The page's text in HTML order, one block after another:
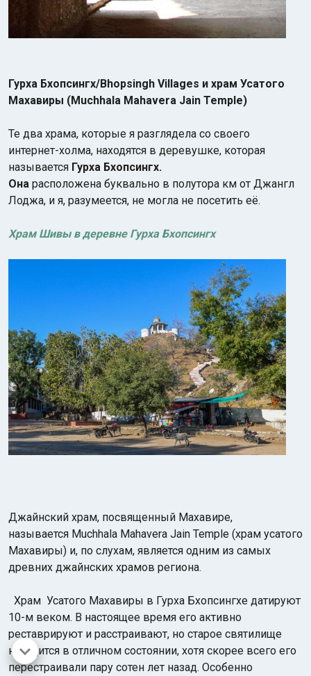
Гурха Бхопсингх/Bhopsingh Villages и храм Усатого
Махавиры (Muchhala Mahavera Jain Temple)
Те два храма, которые я разглядела со своего
интернет-холма, находятся в деревушке, которая
называется Гурха Бхопсингх.
Она расположена буквально в полутора км от Джангл
Лоджа, и я, разумеется, не могла не посетить её.
Храм Шивы в деревне Гурха Бхопсингх
Джайнский храм, посвященный Махавире,
называется Muchhala Mahavera Jain Temple (храм усатого
Махавиры) и, по слухам, является одним из самых
древних джайнских храмов региона.
Храм Усатого Махавиры в Гурха Бхопсингхе датируют
10-м веком. В настоящее время его активно
реставрируют и расстраивают, но старое святилище
находится в отличном состоянии, хотя скорее всего его
перестраивали пару сотен лет назад. Особенно